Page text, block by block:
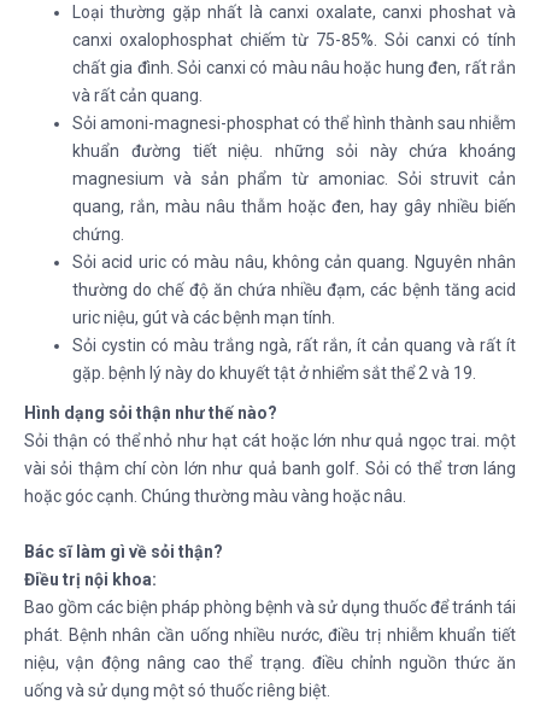
Loại thường gặp nhất là canxi oxalate, canxi phoshat và
canxi oxalophosphat chiếm từ 75-85%. Sỏi canxi có tính
chất gia đình. Sỏi canxi có màu nâu hoặc hung đen, rất rắn
và rất cản quang.
Sỏi amoni-magnesi-phosphat có thể hình thành sau nhiễm
khuẩn đường tiết niệu. những sỏi này chứa khoáng
magnesium và sản phẩm từ amoniac. Sỏi struvit cản
quang, rắn, màu nâu thẫm hoặc đen, hay gây nhiều biến
chứng.
Sỏi acid uric có màu nâu, không cản quang. Nguyên nhân
thường do chế độ ăn chứa nhiều đạm, các bệnh tăng acid
uric niệu, gút và các bệnh mạn tính.
Sỏi cystin có màu trắng ngà, rất rắn, ít cản quang và rất ít
gặp. bệnh lý này do khuyết tật ở nhiểm sắt thể 2 và 19.
Hình dạng sỏi thận như thế nào?
Sỏi thận có thể nhỏ như hạt cát hoặc lớn như quả ngọc trai. một
vài sỏi thậm chí còn lớn như quả banh golf. Sỏi có thể trơn láng
hoặc góc cạnh. Chúng thường màu vàng hoặc nâu.
Bác sĩ làm gì về sỏi thận?
Điều trị nội khoa:
Bao gồm các biện pháp phòng bệnh và sử dụng thuốc để tránh tái
phát. Bệnh nhân cần uống nhiều nước, điều trị nhiễm khuẩn tiết
niệu, vận động nâng cao thể trạng. điều chỉnh nguồn thức ăn
uống và sử dụng một só thuốc riêng biệt.